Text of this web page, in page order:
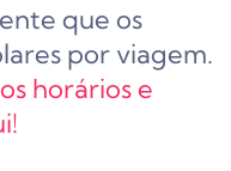
que os
por viagem.
horários e